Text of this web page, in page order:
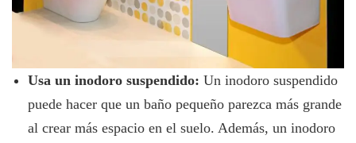
Usa un inodoro suspendido: Un inodoro suspendido
puede hacer que un baño pequeño parezca más grande
al crear más espacio en el suelo. Además, un inodoro